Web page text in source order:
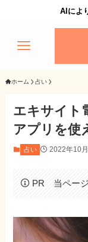
AIによ
ホーム 占い
エキサイト
アプリを使
占い 2022年10
PR 当ページ